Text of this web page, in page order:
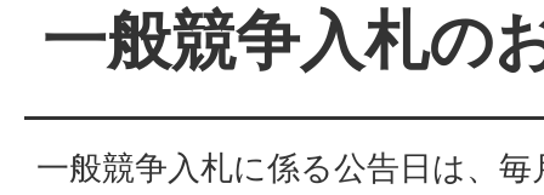
一般競争入札の
一般競争入札に係る公告日は、